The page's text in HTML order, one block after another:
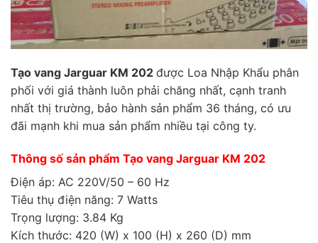
Tạo vang Jarguar KM 202 được Loa Nhập Khẩu phân
phối với giá thành luôn phải chăng nhất, cạnh tranh
nhất thị trường, bảo hành sản phẩm 36 tháng, có ưu
đãi mạnh khi mua sản phẩm nhiều tại công ty.
Thông số sản phẩm Tạo vang Jarguar KM 202
Điện áp: AC 220V/50 – 60 Hz
Tiêu thụ điện năng: 7 Watts
Trọng lượng: 3.84 Kg
Kích thước: 420 (W) x 100 (H) x 260 (D) mm